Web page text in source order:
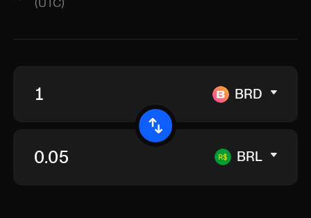
(UTC)
BRD
BRL